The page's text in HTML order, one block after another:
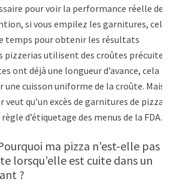
pour voir la performance réelle de
si vous empilez les garnitures, cela
temps pour obtenir les résultats
pizzerias utilisent des croûtes précuites
ont déjà une longueur d’avance, cela
cuisson uniforme de la croûte. Mais
qu’un excès de garnitures de pizza
d’étiquetage des menus de la FDA.
ma pizza n’est-elle pas
lorsqu’elle est cuite dans un
?